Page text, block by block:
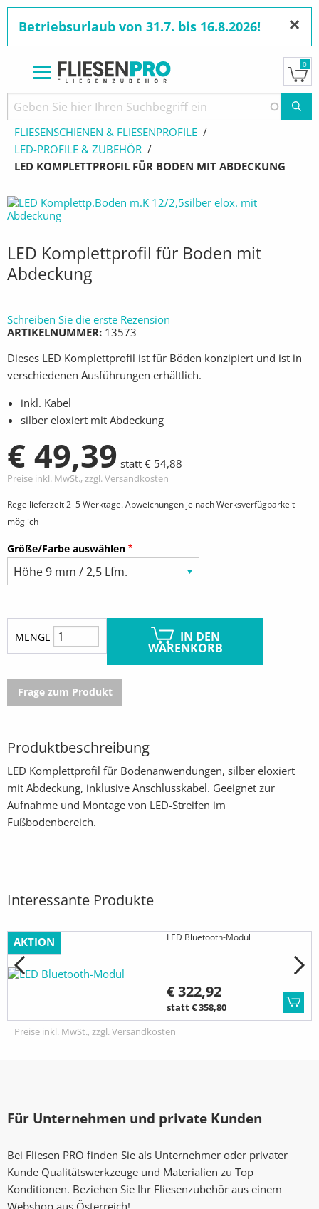
zum
Inhalt
Betriebsurlaub von 31.7. bis 16.8.2026! ×
0
Pfadnavigation
STARTSEITE
PRODUKTE
FLIESENSCHIENEN & FLIESENPROFILE
LED-PROFILE & ZUBEHÖR
AKTUELL:
LED KOMPLETTPROFIL FÜR BODEN MIT ABDECKUNG
LED Komplettprofil für Boden mit
Abdeckung
Schreiben Sie die erste Rezension
ARTIKELNUMMER 13573
Dieses LED Komplettprofil ist für Böden konzipiert und ist in
verschiedenen Ausführungen erhältlich.
inkl. Kabel
silber eloxiert mit Abdeckung
€ 49,39 statt € 54,88
Preise inkl. MwSt., zzgl. Versandkosten
Regellieferzeit 2–5 Werktage. Abweichungen je nach Werksverfügbarkeit
möglich
Größe/Farbe auswählen
MENGE IN DEN
WARENKORB
Frage zum Produkt
Produktbeschreibung
LED Komplettprofil für Bodenanwendungen, silber eloxiert
mit Abdeckung, inklusive Anschlusskabel. Geeignet zur
Aufnahme und Montage von LED-Streifen im
Fußbodenbereich.
Interessante Produkte
AKTION LED Bluetooth-Modul
€ 322,92
statt € 358,80
Preise inkl. MwSt., zzgl. Versandkosten
Für Unternehmen und private Kunden
Bei Fliesen PRO finden Sie als Unternehmer oder privater
Kunde Qualitätswerkzeuge und Materialien zu Top
Konditionen. Beziehen Sie Ihr Fliesenzubehör aus einem
Webshop aus Österreich!